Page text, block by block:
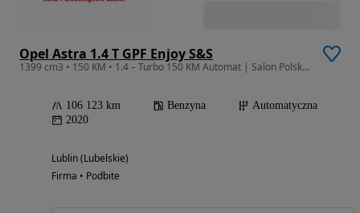
Opel Astra 1.4 T GPF Enjoy S&S
1399 cm3 • 150 KM • 1.4 – Turbo 150 KM Automat | Salon Polska | Bezwypadkowy | FV 23%
106 123 km Benzyna
Automatyczna
2020
Lublin (Lubelskie)
Firma • Podbite